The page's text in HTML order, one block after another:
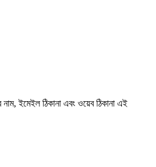
ইমেইল ঠিকানা এবং ওয়েব ঠিকানা এই